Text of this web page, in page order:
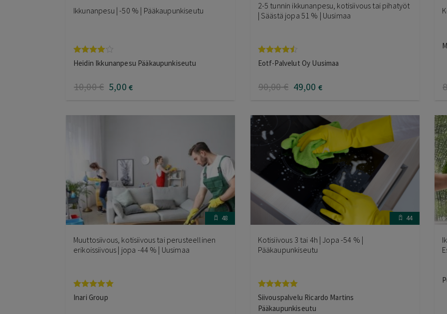
Ikkunanpesu | -50 % | Pääkaupunkiseutu
Arvostelu
tuotteesta:
Heidin Ikkunanpesu Pääkaupunkiseutu
10,00€ 5,00 €
2-5 tunnin ikkunanpesu, kotisiivous tai pihatyöt
| Säästä jopa 51 % | Uusimaa
Arvostelu
tuotteesta:
Eotf-Palvelut Oy Uusimaa
90,00€ 49,00 €
48
Muuttosiivous, kotisiivous tai perusteellinen
erikoissiivous | jopa -44 % | Uusimaa
Arvostelu
tuotteesta:
Inari Group
44
Kotisiivous 3 tai 4h | Jopa -54 % |
Pääkaupunkiseutu
Arvostelu
tuotteesta:
5.00/ 5
Siivouspalvelu Ricardo Martins
Pääkaupunkiseutu